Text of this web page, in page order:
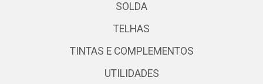
SOLDA
TELHAS
TINTAS E COMPLEMENTOS
UTILIDADES